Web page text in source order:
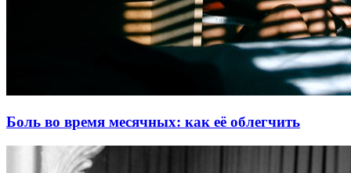
Боль во время месячных: как её облегчить